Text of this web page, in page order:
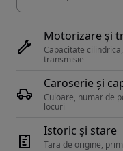
Motorizare și
Capacitate
transmisie
Caroserie și
Culoare, numar de
locuri
Istoric și stare
Tara de origine,